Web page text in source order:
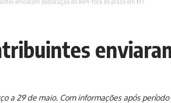
a 29 de maio. Com informações após